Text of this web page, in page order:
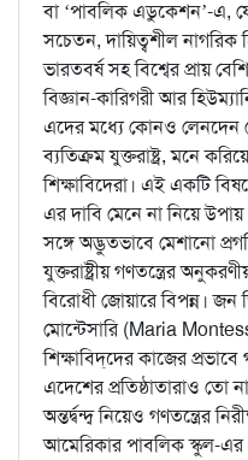
বা ‘পাবলিক এডুকেশন’-এ, যে
সচেতন, দায়িত্বশীল নাগরিক
ভারতবর্ষ সহ বিশ্বের প্রায়
বিজ্ঞান-কারিগরী আর
এদের মধ্যে কোনও লেনদেন
ব্যতিক্রম যুক্তরাষ্ট্র, মনে
শিক্ষাবিদেরা। এই একটি
এর দাবি মেনে না নিয়ে
সঙ্গে অদ্ভুতভাবে মেশানো
যুক্তরাষ্ট্রীয় গণতন্ত্রের
বিরোধী জোয়ারে বিপন্ন।
মোন্টেসারি (Maria
শিক্ষাবিদ্‌দের কাজের প্রভাবে
এদেশের প্রতিষ্ঠাতারাও তো
অন্তর্দ্বন্দ্ব নিয়েও গণতন্ত্রের
আমেরিকার পাবলিক স্কুল-এর